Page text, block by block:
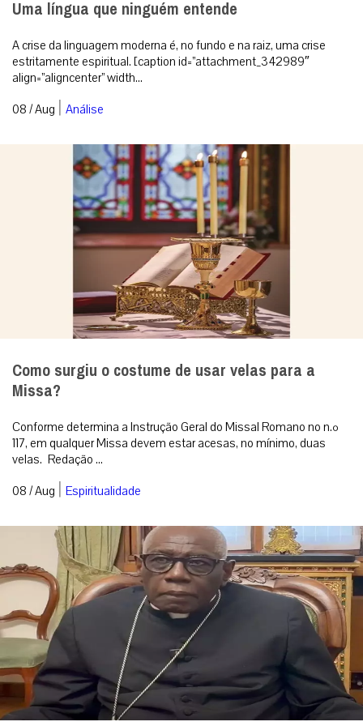
Uma língua que ninguém entende
A crise da linguagem moderna é, no fundo e na raiz, uma crise
estritamente espiritual. [caption id=”attachment_342989″
align=”aligncenter” width...
08 / Aug | Análise
Como surgiu o costume de usar velas para a
Missa?
Conforme determina a Instrução Geral do Missal Romano no n.º
117, em qualquer Missa devem estar acesas, no mínimo, duas
velas. Redação ...
08 / Aug | Espiritualidade